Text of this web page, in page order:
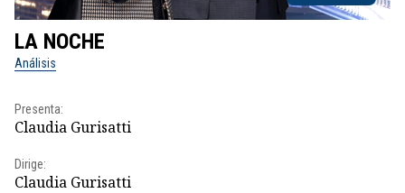
LA NOCHE
Análisis
Presenta:
Claudia Gurisatti
Dirige:
Claudia Gurisatti